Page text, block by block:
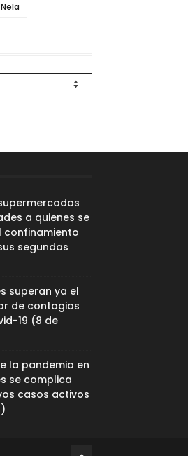
Nela
a quienes se
confinamiento
segundas
superan ya el
de contagios
19 (8 de
la pandemia en
se complica
casos activos